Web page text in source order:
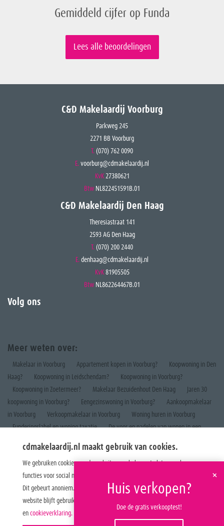
cdmakelaardij.nl maakt gebruik van cookies.
We gebruiken cookies om de website naar behoren te laten werken, om
functies voor social media te bieden en om onze website te analyseren.
Dit gebeurt anoniem. U gaat akkoord met onze cookies als u onze
website blijft gebruiken. Op onze website vindt u ook ons
en cookieverklaring.
Gemiddeld cijfer op Funda
Lees alle beoordelingen
C&D Makelaardij Voorburg
Parkweg 245
2271 BB Voorburg
T. (070) 762 0090
E. voorburg@cdmakelaardij.nl
KvK 27380621
Btw NL822451591B.01
C&D Makelaardij Den Haag
Theresiastraat 141
2593 AG Den Haag
T. (070) 200 2440
E. denhaag@cdmakelaardij.nl
KvK 81905505
Btw NL862264467B.01
Volg ons
Meer weten over:
Makelaar in Voorburg Appartement kopen in Voorburg?
Koopwoning in Den
Haag?
Koopwoning in Leidschendam?
Koopwoning in Voorburg?
Koopwoning in Zoetermeer?
Makelaar Bezuidenhout Den Haag
Jaren 30
koopwoning in Voorburg?
Eengezinswoning in Voorburg?
Aankoopmakelaar
in Voorburg
Verkoopmakelaar in Voorburg
Woning huren in Voorburg
Funderingslabel en woning taxatie
De voor en nadelen van wonen in een
+
Huis verkopen?
Doe de gratis verkooptest!